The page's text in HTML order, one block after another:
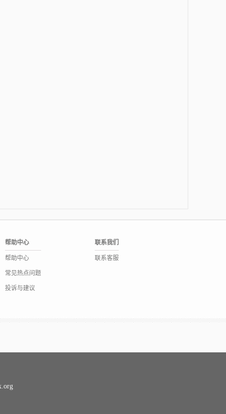
帮助中心
帮助中心
常见热点问题
投诉与建议
联系我们
联系客服